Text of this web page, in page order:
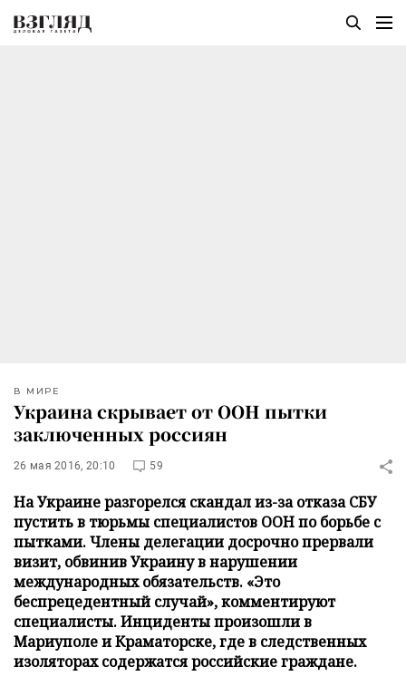
В МИРЕ
Украина скрывает от ООН пытки
заключенных россиян
26 мая 2016, 20:10 59
На Украине разгорелся скандал из-за отказа СБУ
пустить в тюрьмы специалистов ООН по борьбе с
пытками. Члены делегации досрочно прервали
визит, обвинив Украину в нарушении
международных обязательств. «Это
беспрецедентный случай», комментируют
специалисты. Инциденты произошли в
Мариуполе и Краматорске, где в следственных
изоляторах содержатся российские граждане.